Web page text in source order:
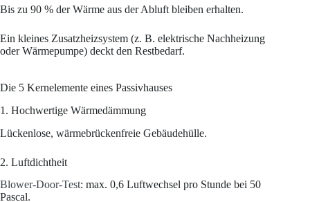
Bis zu 90 % der Wärme aus der Abluft bleiben erhalten.
Ein kleines Zusatzheizsystem (z. B. elektrische Nachheizung
oder Wärmepumpe) deckt den Restbedarf.
Die 5 Kernelemente eines Passivhauses
1. Hochwertige Wärmedämmung
Lückenlose, wärmebrückenfreie Gebäudehülle.
2. Luftdichtheit
Blower-Door-Test: max. 0,6 Luftwechsel pro Stunde bei 50
Pascal.